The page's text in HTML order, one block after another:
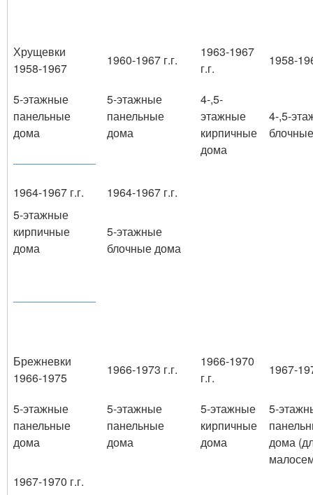
Хрущевки
1958-1967
1960-1967 г.г.
1963-1967
г.г.
1958-
5-этажные
панельные
дома
5-этажные
панельные
дома
4-,5-
этажные
кирпичные
дома
4-,5-
1964-1967 г.г.
1964-1967 г.г.
5-этажные
кирпичные
дома
5-этажные
блочные дома
Брежневки
1966-1975
1966-1973 г.г.
1966-1970
г.г.
1967-
5-этажные
панельные
дома
5-этажные
панельные
дома
5-этажные
кирпичные
дома
5-
дома
1967-1970 г.г.